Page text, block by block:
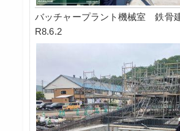
バッチャープラント機械室 鉄骨
R8.6.2